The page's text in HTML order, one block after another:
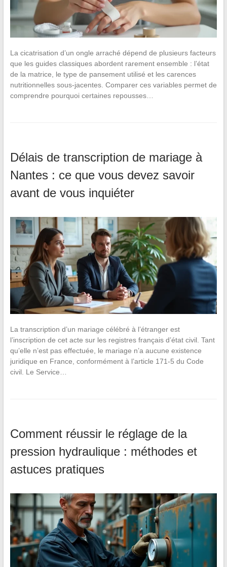
La cicatrisation d’un ongle arraché dépend de plusieurs facteurs
que les guides classiques abordent rarement ensemble : l’état
de la matrice, le type de pansement utilisé et les carences
nutritionnelles sous-jacentes. Comparer ces variables permet de
comprendre pourquoi certaines repousses…
Délais de transcription de mariage à
Nantes : ce que vous devez savoir
avant de vous inquiéter
La transcription d’un mariage célébré à l’étranger est
l’inscription de cet acte sur les registres français d’état civil. Tant
qu’elle n’est pas effectuée, le mariage n’a aucune existence
juridique en France, conformément à l’article 171-5 du Code
civil. Le Service…
Comment réussir le réglage de la
pression hydraulique : méthodes et
astuces pratiques